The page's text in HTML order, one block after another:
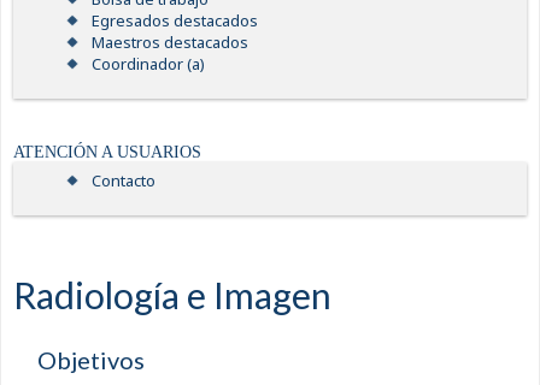
Egresados destacados
Maestros destacados
Coordinador (a)
ATENCIÓN A USUARIOS
Contacto
Radiología e Imagen
Objetivos